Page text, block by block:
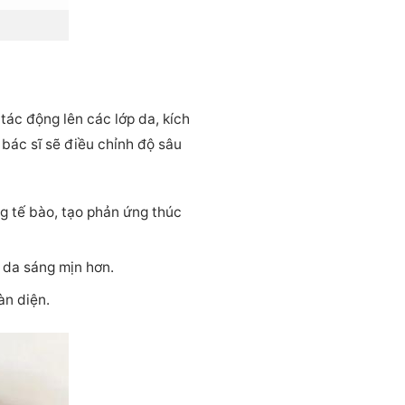
động lên các lớp da, kích
sĩ sẽ điều chỉnh độ sâu
tế bào, tạo phản ứng thúc
sáng mịn hơn.
diện.